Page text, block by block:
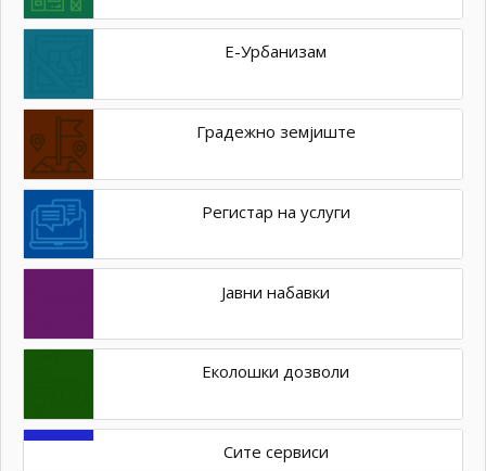
Е-Урбанизам
Градежно земјиште
Регистар на услуги
Јавни набавки
Еколошки дозволи
Сите сервиси